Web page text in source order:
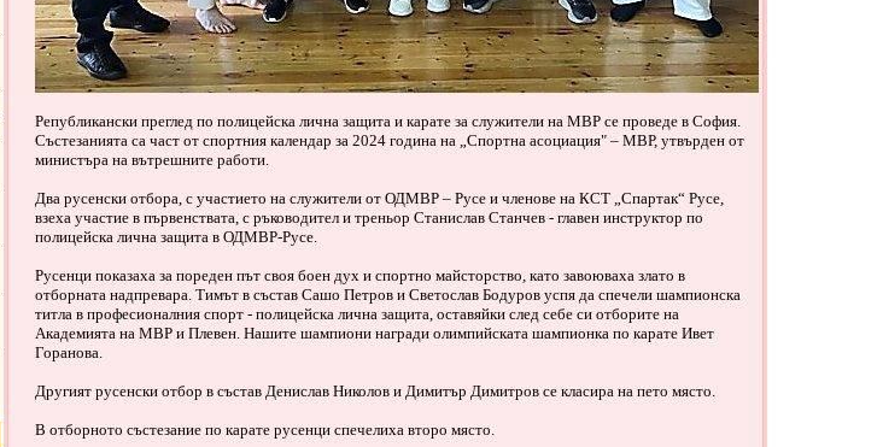
Републикански преглед по полицейска лична защита и карате за служители на МВР се проведе в София.
Състезанията са част от спортния календар за 2024 година на „Спортна асоциация" – МВР, утвърден от
министъра на вътрешните работи.
Два русенски отбора, с участието на служители от ОДМВР – Русе и членове на КСТ „Спартак“ Русе,
взеха участие в първенствата, с ръководител и треньор Станислав Станчев - главен инструктор по
полицейска лична защита в ОДМВР-Русе.
Русенци показаха за пореден път своя боен дух и спортно майсторство, като завоюваха злато в
отборната надпревара. Тимът в състав Сашо Петров и Светослав Бодуров успя да спечели шампионска
титла в професионалния спорт - полицейска лична защита, оставяйки след себе си отборите на
Академията на МВР и Плевен. Нашите шампиони награди олимпийската шампионка по карате Ивет
Горанова.
Другият русенски отбор в състав Денислав Николов и Димитър Димитров се класира на пето място.
В отборното състезание по карате русенци спечелиха второ място.